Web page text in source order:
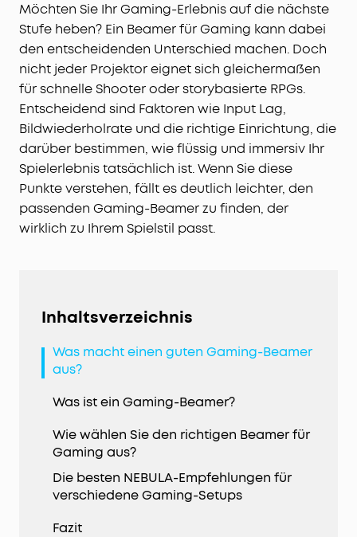
Möchten Sie Ihr Gaming-Erlebnis auf die nächste
Stufe heben? Ein Beamer für Gaming kann dabei
den entscheidenden Unterschied machen. Doch
nicht jeder Projektor eignet sich gleichermaßen
für schnelle Shooter oder storybasierte RPGs.
Entscheidend sind Faktoren wie Input Lag,
Bildwiederholrate und die richtige Einrichtung, die
darüber bestimmen, wie flüssig und immersiv Ihr
Spielerlebnis tatsächlich ist. Wenn Sie diese
Punkte verstehen, fällt es deutlich leichter, den
passenden Gaming-Beamer zu finden, der
wirklich zu Ihrem Spielstil passt.
Inhaltsverzeichnis
Was macht einen guten Gaming-Beamer
aus?
Was ist ein Gaming-Beamer?
Wie wählen Sie den richtigen Beamer für
Gaming aus?
Die besten NEBULA-Empfehlungen für
verschiedene Gaming-Setups
Fazit